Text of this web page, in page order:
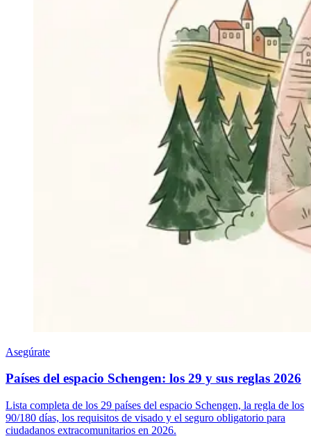
Asegúrate
Países del espacio Schengen: los 29 y sus reglas 2026
Lista completa de los 29 países del espacio Schengen, la regla de los
90/180 días, los requisitos de visado y el seguro obligatorio para
ciudadanos extracomunitarios en 2026.